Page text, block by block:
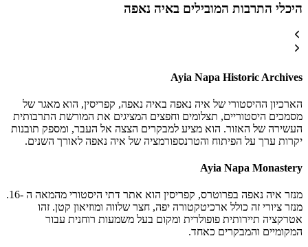
היכלי התרבות המובילים באיה נאפה
Ayia Napa Historic Archives
הארכיון ההיסטורי של איה נאפה באיה נאפה, קפריסין, הוא מאגר של
מסמכים היסטוריים, תצלומים וחפצים המציגים את המורשת התרבותית
העשירה של האזור. הוא מציע למבקרים הצצה אל העבר, ומספק תובנות
יקרות ערך על הפיתוח והטרנספורמציה של איה נאפה לאורך השנים.
Ayia Napa Monastery
מנזר איה נאפה בפרוטרס, קפריסין הוא אתר דתי היסטורי מהמאה ה -16.
מנזר ציורי זה כולל ארכיטקטורה יפה, חצר שלווה ומוזיאון קטן. זהו
אטרקציה תיירותית פופולרית ומקום בעל משמעות רוחנית עבור
המקומיים והמבקרים כאחד.